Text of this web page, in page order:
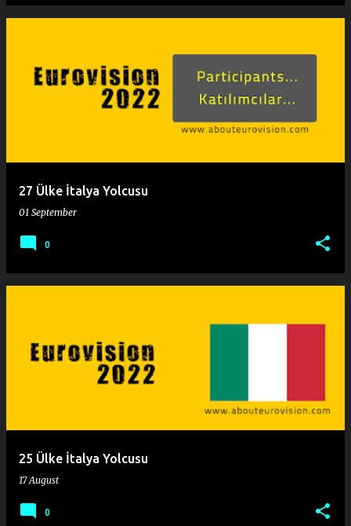
27 Ülke İtalya Yolcusu
01 September
0
25 Ülke İtalya Yolcusu
17 August
0